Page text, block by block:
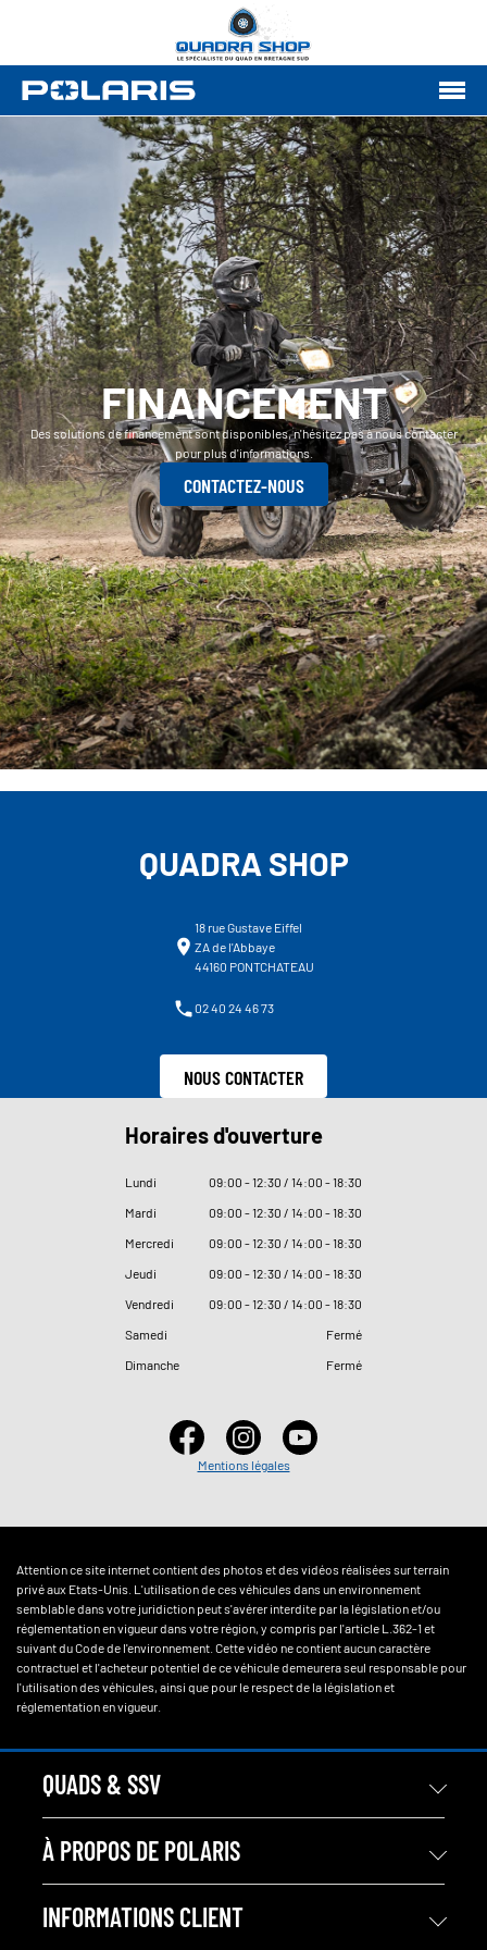
FINANCEMENT
Des solutions de financement sont disponibles, n'hésitez pas à nous contacter
pour plus d'informations.
QUADRA SHOP
18 rue Gustave Eiffel
ZA de l'Abbaye
44160 PONTCHATEAU
02 40 24 46 73
NOUS CONTACTER
Horaires d'ouverture
Lundi 09:00 - 12:30 / 14:00 - 18:30
Mardi
09:00 - 12:30 / 14:00 - 18:30
Mercredi
09:00 - 12:30 / 14:00 - 18:30
Jeudi
09:00 - 12:30 / 14:00 - 18:30
Vendredi
09:00 - 12:30 / 14:00 - 18:30
Samedi
Fermé
Dimanche
Fermé
Mentions légales
Attention ce site internet contient des photos et des vidéos réalisées sur terrain
privé aux Etats-Unis. L'utilisation de ces véhicules dans un environnement
semblable dans votre juridiction peut s'avérer interdite par la législation et/ou
réglementation en vigueur dans votre région, y compris par l'article L.362-1 et
suivant du Code de l'environnement. Cette vidéo ne contient aucun caractère
contractuel et l'acheteur potentiel de ce véhicule demeurera seul responsable pour
l'utilisation des véhicules, ainsi que pour le respect de la législation et
réglementation en vigueur.
QUADS & SSV
À PROPOS DE POLARIS
INFORMATIONS CLIENT